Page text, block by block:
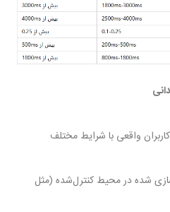
واقعی با شرایط مختلف
شده در محیط کنترل‌شده (مثل